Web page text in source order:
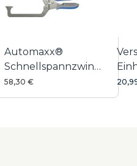
Automaxx®
Schnellspannzwinge
152 mm
58,30 €